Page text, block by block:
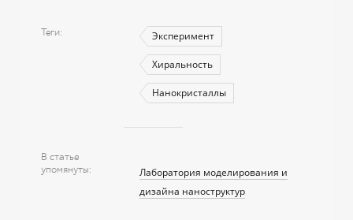
Теги Эксперимент
Хиральность
Нанокристаллы
В статье
упомянуты
Лаборатория моделирования и
дизайна наноструктур